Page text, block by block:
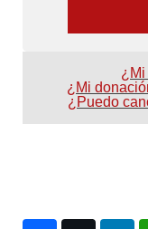
¿Mi
¿Mi
¿Puedo